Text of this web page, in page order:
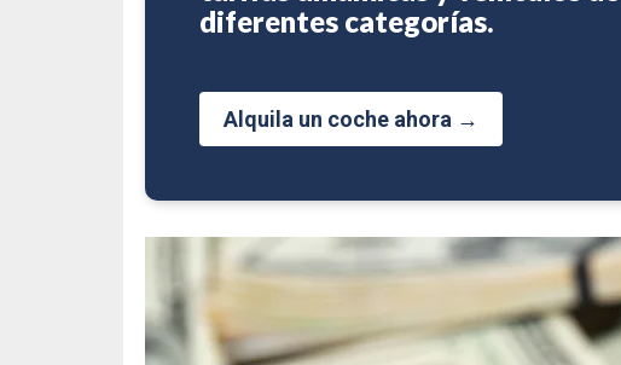
diferentes categorías.
Alquila un coche ahora →